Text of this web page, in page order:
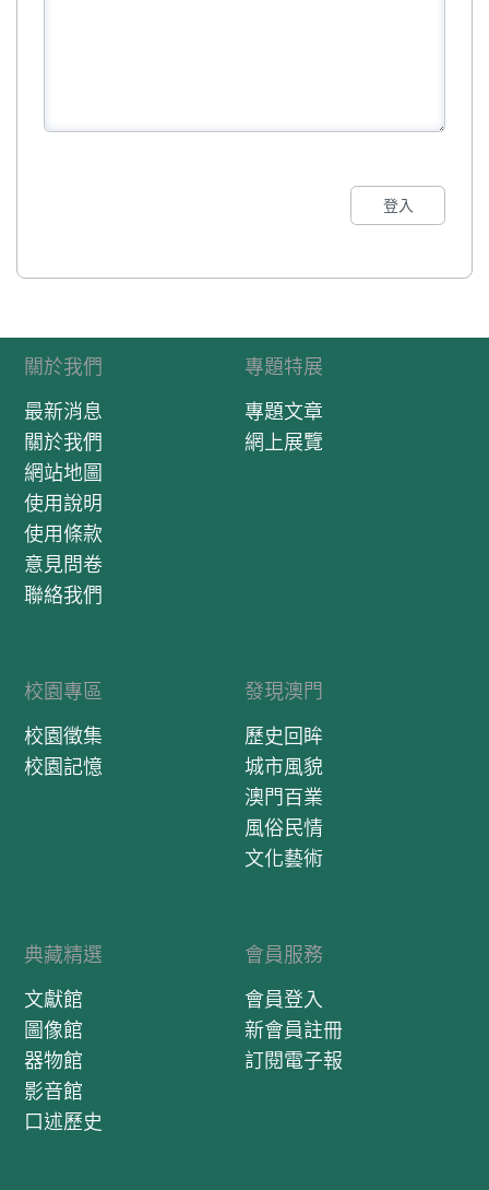
登入
關於我們
最新消息
關於我們
網站地圖
使用說明
使用條款
意見問卷
聯絡我們
專題特展
專題文章
網上展覽
校園專區
校園徵集
校園記憶
發現澳門
歷史回眸
城市風貌
澳門百業
風俗民情
文化藝術
典藏精選
文獻館
圖像館
器物館
影音館
口述歷史
會員服務
會員登入
新會員註冊
訂閱電子報